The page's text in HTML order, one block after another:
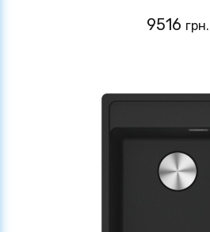
9516 грн.